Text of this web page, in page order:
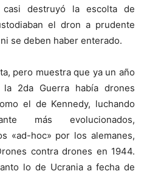
casi destruyó la escolta de
el dron a prudente
se deben haber enterado.
pero muestra que ya un año
2da Guerra había drones
el de Kennedy, luchando
más evolucionados,
«ad-hoc» por los alemanes,
contra drones en 1944.
lo de Ucrania a fecha de